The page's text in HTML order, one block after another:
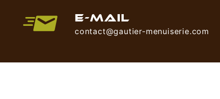
E-MAIL
contact@gautier-menuiserie.com